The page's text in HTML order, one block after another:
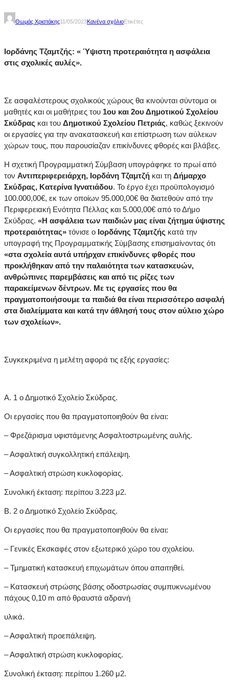
Θωμάς Χριστάκης11/05/2023Κανένα σχόλιοΕτικέτες
Ιορδάνης Τζαμτζής: « Ύψιστη προτεραιότητα η ασφάλεια
στις σχολικές αυλές».
Σε ασφαλέστερους σχολικούς χώρους θα κινούνται σύντομα οι
μαθητές και οι μαθήτριες του 1ου και 2ου Δημοτικού Σχολείου
Σκύδρας και του Δημοτικού Σχολείου Πετριάς, καθώς ξεκινούν
οι εργασίες για την ανακατασκευή και επίστρωση των αύλειων
χώρων τους, που παρουσίαζαν επικίνδυνες φθορές και βλάβες.
Η σχετική Προγραμματική Σύμβαση υπογράφηκε το πρωί από
τον Αντιπεριφερειάρχη, Ιορδάνη Τζαμτζή και τη Δήμαρχο
Σκύδρας, Κατερίνα Ιγνατιάδου. Το έργο έχει προϋπολογισμό
100.000,00€, εκ των οποίων 95.000,00€ θα διατεθούν από την
Περιφερειακή Ενότητα Πέλλας και 5.000,00€ από το Δήμο
Σκύδρας. «Η ασφάλεια των παιδιών μας είναι ζήτημα ύψιστης
προτεραιότητας» τόνισε ο Ιορδάνης Τζαμτζής κατά την
υπογραφή της Προγραμματικής Σύμβασης επισημαίνοντας ότι
«στα σχολεία αυτά υπήρχαν επικίνδυνες φθορές που
προκλήθηκαν από την παλαιότητα των κατασκευών,
ανθρώπινες παρεμβάσεις και από τις ρίζες των
παρακείμενων δέντρων. Με τις εργασίες που θα
πραγματοποιήσουμε τα παιδιά θα είναι περισσότερο ασφαλή
στα διαλείμματα και κατά την άθλησή τους στον αύλειο χώρο
των σχολείων».
Συγκεκριμένα η μελέτη αφορά τις εξής εργασίες:
Α. 1 ο Δημοτικό Σχολείο Σκύδρας.
Οι εργασίες που θα πραγματοποιηθούν θα είναι:
– Φρεζάρισμα υφιστάμενης Ασφαλτοστρωμένης αυλής.
– Ασφαλτική συγκολλητική επάλειψη.
– Ασφαλτική στρώση κυκλοφορίας.
Συνολική έκταση: περίπου 3.223 μ2.
Β. 2 ο Δημοτικό Σχολείο Σκύδρας.
Οι εργασίες που θα πραγματοποιηθούν θα είναι:
– Γενικές Εκσκαφές στον εξωτερικό χώρο του σχολείου.
– Τμηματική κατασκευή επιχωμάτων όπου απαιτηθεί.
– Κατασκευή στρώσης βάσης οδοστρωσίας συμπυκνωμένου
πάχους 0,10 m από θραυστά αδρανή
υλικά.
– Ασφαλτική προεπάλειψη.
– Ασφαλτική στρώση κυκλοφορίας.
Συνολική έκταση: περίπου 1.260 μ2.